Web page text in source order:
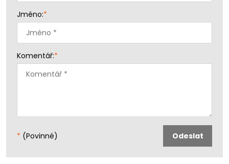
Jméno:*
Komentář:*
* (Povinné) Odeslat